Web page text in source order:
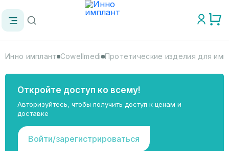
Инно имплант Cowellmedi Протетические изделия для
Откройте доступ ко всему!
Авторизуйтесь, чтобы получить доступ к ценам и
доставке
Войти/зарегистрироваться